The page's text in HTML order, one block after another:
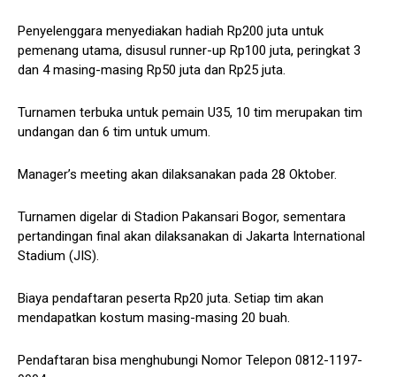
Penyelenggara menyediakan hadiah Rp200 juta untuk
pemenang utama, disusul runner-up Rp100 juta, peringkat 3
dan 4 masing-masing Rp50 juta dan Rp25 juta.
Turnamen terbuka untuk pemain U35, 10 tim merupakan tim
undangan dan 6 tim untuk umum.
Manager’s meeting akan dilaksanakan pada 28 Oktober.
Turnamen digelar di Stadion Pakansari Bogor, sementara
pertandingan final akan dilaksanakan di Jakarta International
Stadium (JIS).
Biaya pendaftaran peserta Rp20 juta. Setiap tim akan
mendapatkan kostum masing-masing 20 buah.
Pendaftaran bisa menghubungi Nomor Telepon 0812-1197-